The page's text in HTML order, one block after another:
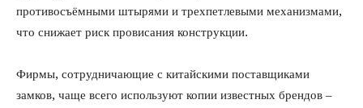
противосъёмными штырями и трехпетлевыми механизмами,
что снижает риск провисания конструкции.
Фирмы, сотрудничающие с китайскими поставщиками
замков, чаще всего используют копии известных брендов –